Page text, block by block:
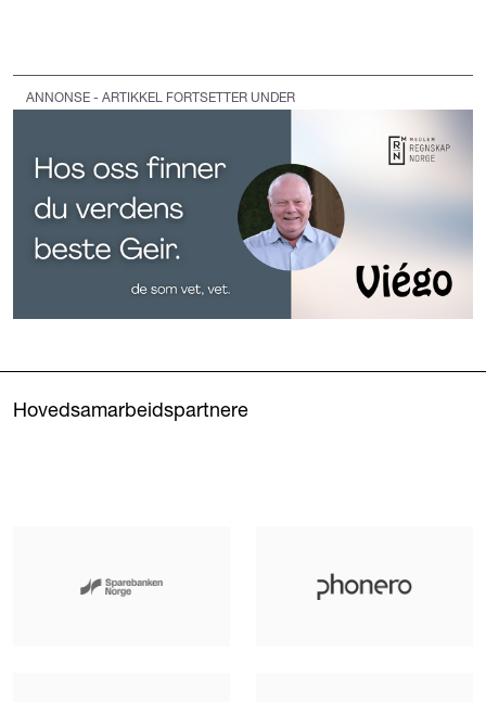
ANNONSE - ARTIKKEL FORTSETTER UNDER
Hovedsamarbeidspartnere